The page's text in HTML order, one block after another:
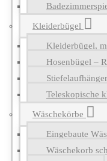
Kleiderbügel
Kleiderbügel,
Hosenbügel –
Teleskopische
Wäschekörbe
Eingebaute
Wäschekorb